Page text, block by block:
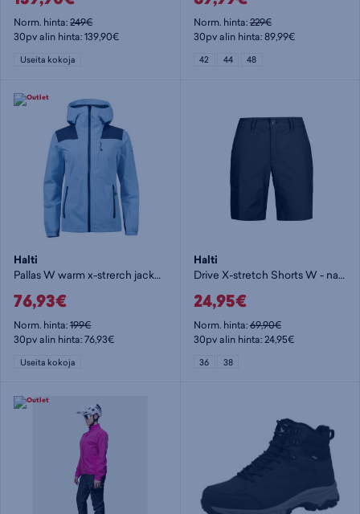
Norm. hinta:249€
30pv alin hinta: 139,90€
Useita kokoja
Norm. hinta:229€
30pv alin hinta: 89,99€
42 44 48
Halti
Pallas W warm x-strerch jacket - naisten stretch-takki
76,93€
Norm. hinta:199€
30pv alin hinta: 76,93€
Useita kokoja
Halti
Drive X-stretch Shorts W - naisten shortsit
24,95€
Norm. hinta:69,90€
30pv alin hinta: 24,95€
36 38